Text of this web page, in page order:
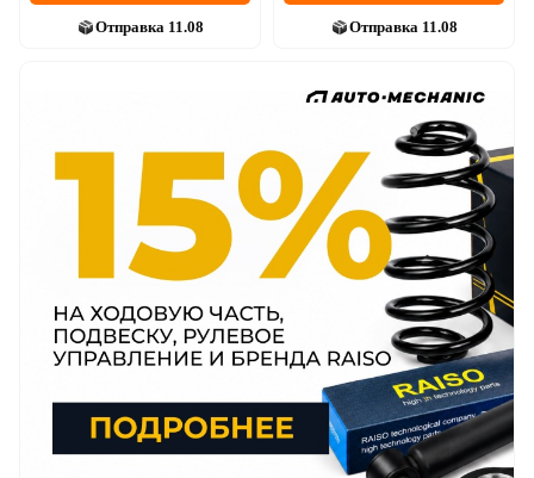
Отправка 11.08 Отправка 11.08